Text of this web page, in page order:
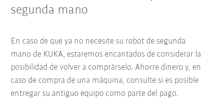
segunda mano
En caso de que ya no necesite su robot de segunda
mano de KUKA, estaremos encantados de considerar la
posibilidad de volver a comprárselo. Ahorre dinero y, en
caso de compra de una máquina, consulte si es posible
entregar su antiguo equipo como parte del pago.